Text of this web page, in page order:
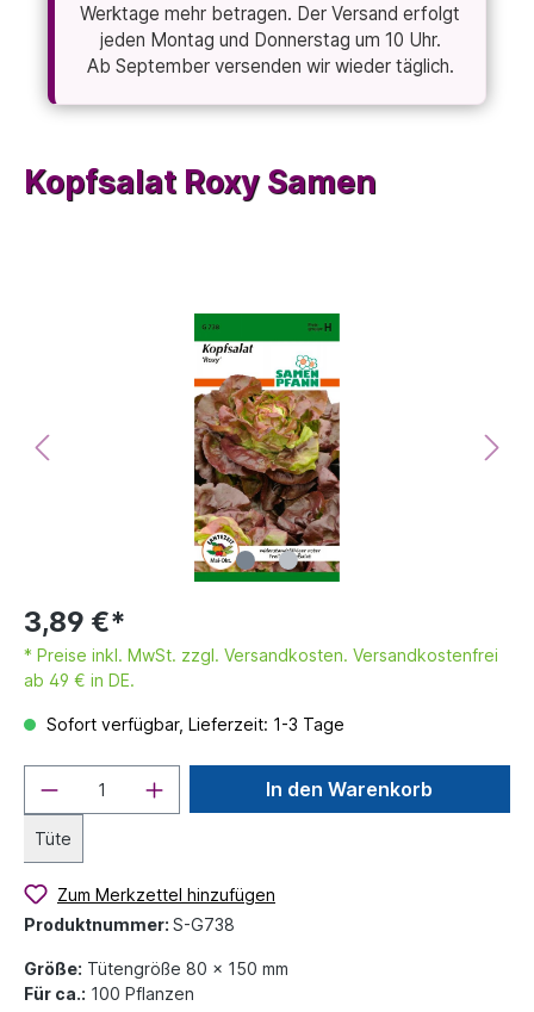
Werktage mehr betragen. Der Versand erfolgt
jeden Montag und Donnerstag um 10 Uhr.
Ab September versenden wir wieder täglich.
Kopfsalat Roxy Samen
3,89 €*
* Preise inkl. MwSt. zzgl. Versandkosten. Versandkostenfrei
ab 49 € in DE.
Sofort verfügbar, Lieferzeit: 1-3 Tage
Tüte
In den Warenkorb
Zum Merkzettel hinzufügen
Produktnummer: S-G738
Größe: Tütengröße 80 x 150 mm
Für ca.: 100 Pflanzen